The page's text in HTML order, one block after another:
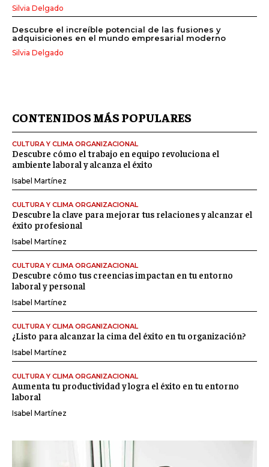
Silvia Delgado
Descubre el increíble potencial de las fusiones y
adquisiciones en el mundo empresarial moderno
Silvia Delgado
CONTENIDOS MÁS POPULARES
CULTURA Y CLIMA ORGANIZACIONAL
Descubre cómo el trabajo en equipo revoluciona el
ambiente laboral y alcanza el éxito
Isabel Martínez
CULTURA Y CLIMA ORGANIZACIONAL
Descubre la clave para mejorar tus relaciones y alcanzar el
éxito profesional
Isabel Martínez
CULTURA Y CLIMA ORGANIZACIONAL
Descubre cómo tus creencias impactan en tu entorno
laboral y personal
Isabel Martínez
CULTURA Y CLIMA ORGANIZACIONAL
¿Listo para alcanzar la cima del éxito en tu organización?
Isabel Martínez
CULTURA Y CLIMA ORGANIZACIONAL
Aumenta tu productividad y logra el éxito en tu entorno
laboral
Isabel Martínez